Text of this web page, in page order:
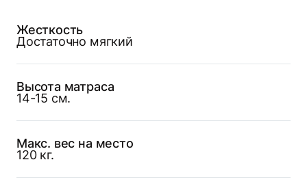
Жесткость
Достаточно мягкий
Высота матраса
14-15 см.
Макс. вес на место
120 кг.